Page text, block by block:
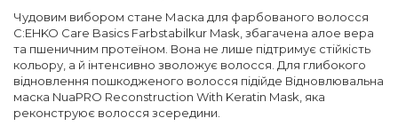
Чудовим вибором стане Маска для фарбованого волосся
C:EHKO Care Basics Farbstabilkur Mask, збагачена алое вера
та пшеничним протеїном. Вона не лише підтримує стійкість
кольору, а й інтенсивно зволожує волосся. Для глибокого
відновлення пошкодженого волосся підійде Відновлювальна
маска NuaPRO Reconstruction With Keratin Mask, яка
реконструює волосся зсередини.